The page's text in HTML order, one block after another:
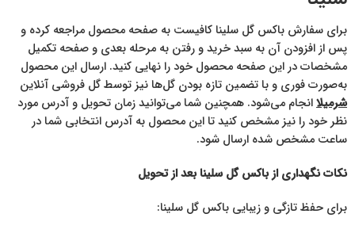
برای سفارش باکس گل سلینا کافیست به صفحه محصول مراجعه کرده و
پس از افزودن آن به سبد خرید و رفتن به مرحله بعدی و صفحه تکمیل
مشخصات در این صفحه محصول خود را نهایی کنید. ارسال این محصول
به‌صورت فوری و با تضمین تازه بودن گل‌ها نیز توسط گل فروشی آنلاین
شرمیلاانجام می‌شود. همچنین شما می‌توانید زمان تحویل و آدرس مورد
نظر خود را نیز مشخص کنید تا این محصول به آدرس انتخابی شما در
ساعت مشخص شده ارسال شود.
نکات نگهداری از باکس گل سلینا بعد از تحویل
برای حفظ تازگی و زیبایی باکس گل سلینا: